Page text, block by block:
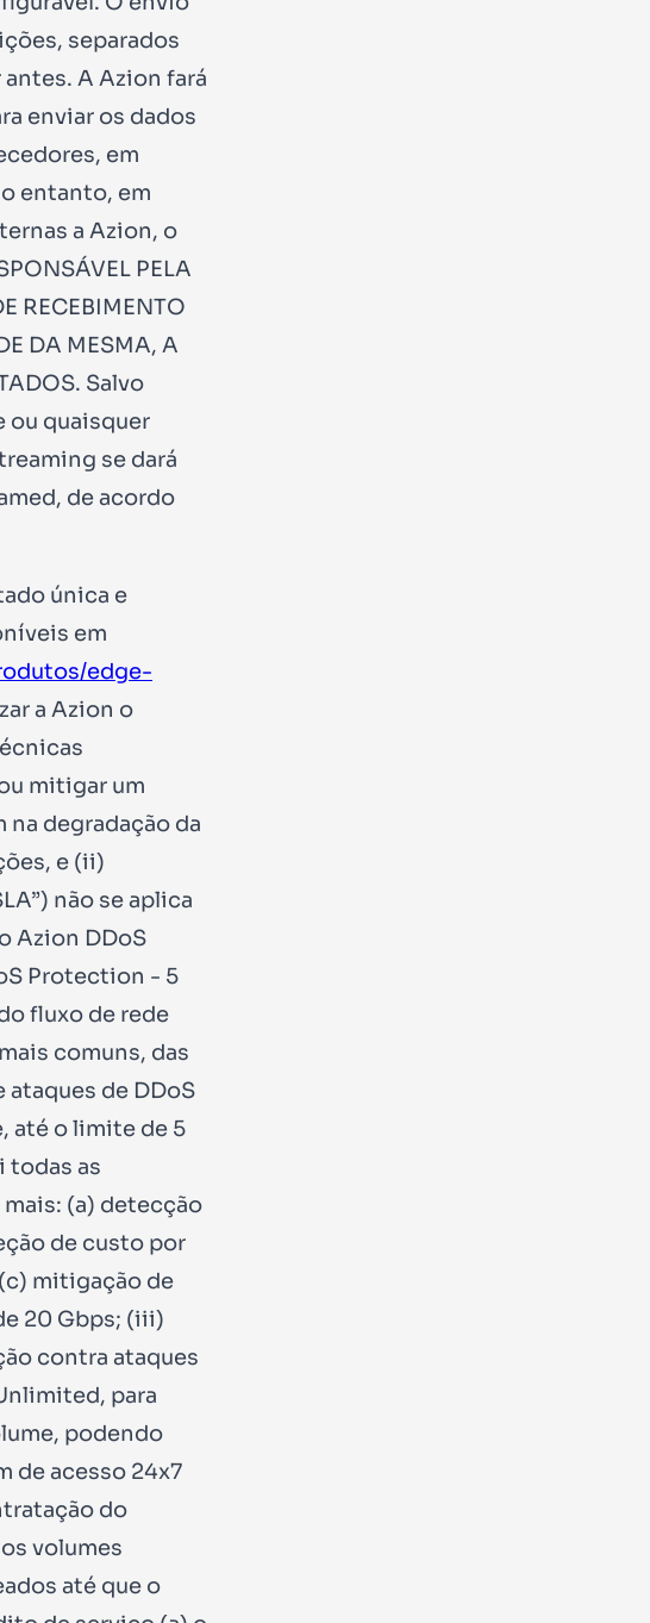
separados
A Azion fará
enviar os dados
em
entanto, em
a Azion, o
PELA
RECEBIMENTO
DA MESMA, A
Salvo
ou quaisquer
se dará
de acordo
única e
em
edge-
a Azion o
mitigar um
na degradação da
e (ii)
não se aplica
Azion DDoS
Protection - 5
fluxo de rede
comuns, das
de DDoS
até o limite de 5
todas as
(a) detecção
de custo por
mitigação de
20 Gbps; (iii)
contra ataques
para
podendo
de acesso 24x7
do
volumes
até que o